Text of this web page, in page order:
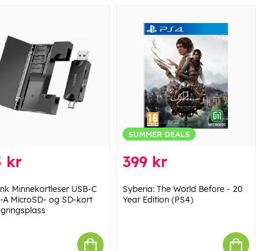
kr
Minnekortleser USB-C
A MicroSD- og SD-kort
SUMMER DEALS
399 kr
Syberia: The World Before - 20
Year Edition (PS4)